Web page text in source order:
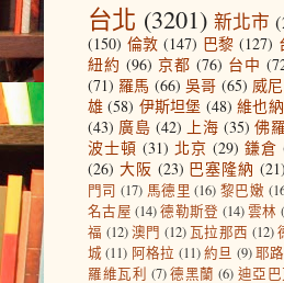
台北 (3201) 新北市
(150) 倫敦 (147) 巴黎 (127)
紐約 (96) 京都 (76) 台中
(71) 羅馬 (66) 吳哥 (65) 威
雄 (58) 伊斯坦堡 (48) 維也納
(43) 廣島 (42) 上海 (35) 佛
波士頓 (31) 北京 (29) 鎌倉
(26) 大阪 (23) 巴塞隆納 (21)
門司 (17) 馬德里 (16) 黎巴嫩
名古屋 (14) 德勒斯登 (14)雲林
福 (12) 澳門 (12)瓦拉那西 (12)
城 (11) 阿格拉 (11)約旦 (9) 耶
羅維瓦利 (7) 德黑蘭 (6) 迪亞巴